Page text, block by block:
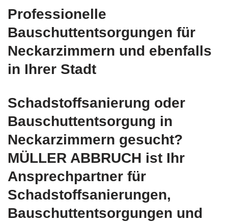
Professionelle
Bauschuttentsorgungen für
Neckarzimmern und ebenfalls
in Ihrer Stadt
Schadstoffsanierung oder
Bauschuttentsorgung in
Neckarzimmern gesucht?
MÜLLER ABBRUCH ist Ihr
Ansprechpartner für
Schadstoffsanierungen,
Bauschuttentsorgungen und